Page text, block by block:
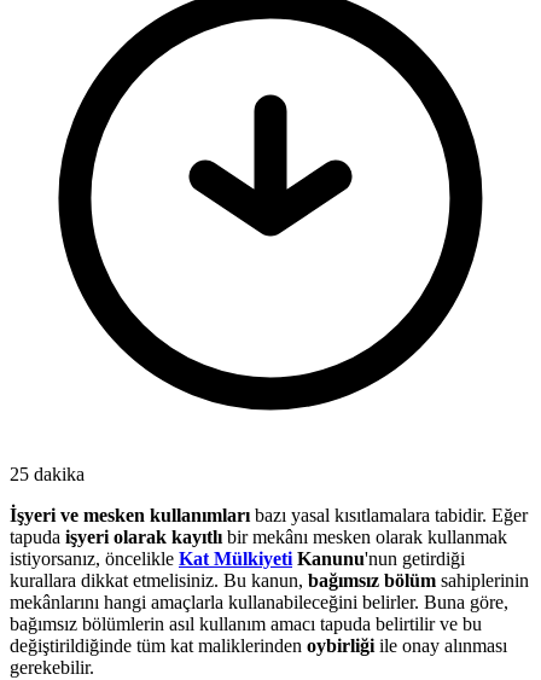
25 dakika
İşyeri ve mesken kullanımları bazı yasal kısıtlamalara tabidir. Eğer
tapuda işyeri olarak kayıtlı bir mekânı mesken olarak kullanmak
istiyorsanız, öncelikle Kat Mülkiyeti Kanunu'nun getirdiği
kurallara dikkat etmelisiniz. Bu kanun, bağımsız bölüm sahiplerinin
mekânlarını hangi amaçlarla kullanabileceğini belirler. Buna göre,
bağımsız bölümlerin asıl kullanım amacı tapuda belirtilir ve bu
değiştirildiğinde tüm kat maliklerinden oybirliği ile onay alınması
gerekebilir.